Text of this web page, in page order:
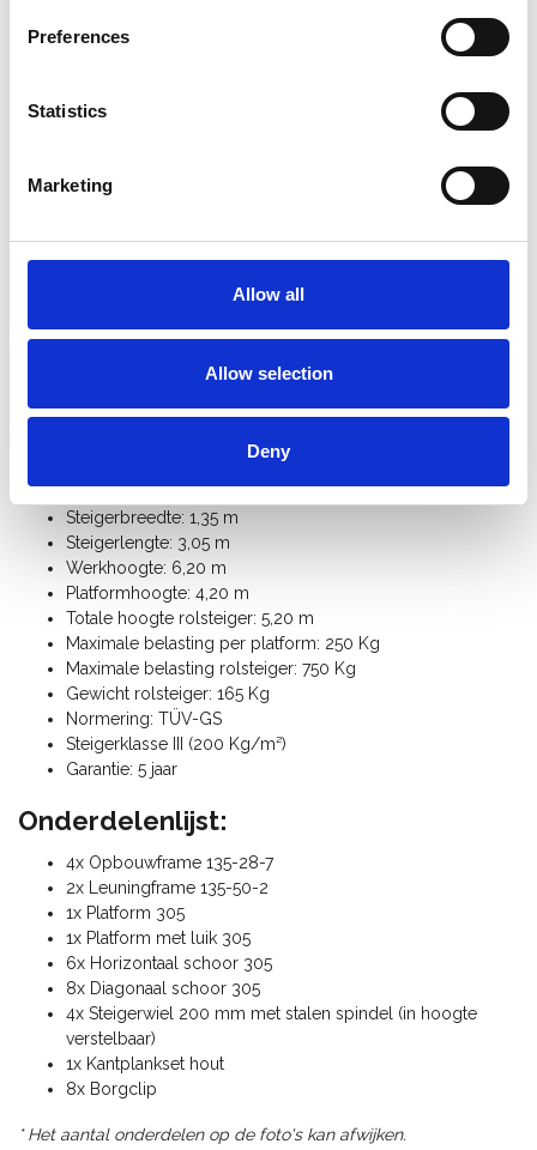
Preferences
Statistics
Marketing
Allow all
Allow selection
Deny
werkzaamheden
deze zijn tot 25
cm in hoogte regelbaar.
Sneller op-en afbouwen dankzij de
innovatieve
De ASC universele rolsteiger is voorzien van een
op het platform niet naar beneden kan vallen.
rolsteiger 135 cm breed uitbreiden tot werkhoogte 14
Specificaties:
Steigerbreedte: 1,35 m
Steigerlengte: 3,05 m
Werkhoogte: 6,20 m
Platformhoogte: 4,20 m
Totale hoogte rolsteiger: 5,20 m
Maximale belasting per platform: 250 Kg
Maximale belasting rolsteiger: 750 Kg
Gewicht rolsteiger: 165 Kg
Normering: TÜV-GS
Steigerklasse III (200 Kg/m²)
Garantie: 5 jaar
Onderdelenlijst:
4x Opbouwframe 135-28-7
2x Leuningframe 135-50-2
1x Platform 305
1x Platform met luik 305
6x Horizontaal schoor 305
8x Diagonaal schoor 305
4x Steigerwiel 200 mm met stalen spindel (in hoogte
verstelbaar)
1x Kantplankset hout
8x Borgclip
* Het aantal onderdelen op de foto's kan afwijken.